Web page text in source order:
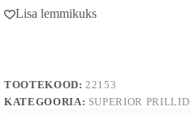
Lisa lemmikuks
TOOTEKOOD:22153
KATEGOORIA: SUPERIOR PRILLID